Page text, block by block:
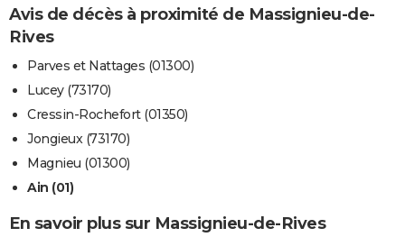
Avis de décès à proximité de Massignieu-de-
Rives
Parves et Nattages (01300)
Lucey (73170)
Cressin-Rochefort (01350)
Jongieux (73170)
Magnieu (01300)
Ain (01)
En savoir plus sur Massignieu-de-Rives